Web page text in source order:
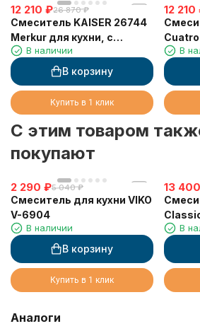
12 210 ₽26 870 ₽
Смеситель KAISER 26744
Merkur для кухни, с
краном для питьевой
воды, хром
В наличии
В корзину
Купить в 1 клик
12 210
букса
В
C этим товаром
покупают
2 290 ₽5 040 ₽
Смеситель для кухни VIKO
V-6904
В наличии
В корзину
Купить в 1 клик
13 400
В
Аналоги